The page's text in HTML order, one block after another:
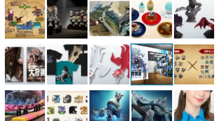
マンガ
女性向け
アプリレビュー
その他
電ファミニコゲーマーとは？
運営：株式会社マレ